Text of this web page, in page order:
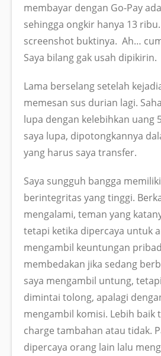
membayar dengan Go-Pay
sehingga ongkir hanya 13
screenshot buktinya. Ah…
Saya bilang gak usah dipikirin.
Lama berselang setelah
memesan sus durian lagi.
lupa dengan kelebihkan uang
saya lupa, dipotongkannya
yang harus saya transfer.
Saya sungguh bangga
berintegritas yang tinggi.
mengalami, teman yang
tetapi ketika dipercaya untuk
mengambil keuntungan
membedakan jika sedang
saya mengambil untung,
dimintai tolong, apalagi
mengambil komisi. Lebih baik
charge tambahan atau tidak.
dipercaya orang lain lalu